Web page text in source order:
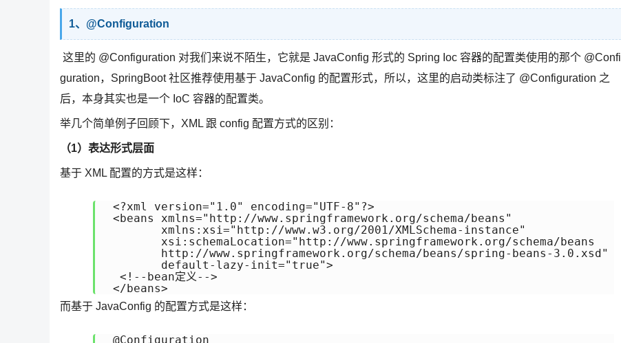
1、@Configuration
​ 这里的 @Configuration 对我们来说不陌生，它就是 JavaConfig 形式的 Spring Ioc 容器的配置类使用的那个 @Confi
guration，SpringBoot 社区推荐使用基于 JavaConfig 的配置形式，所以，这里的启动类标注了 @Configuration 之
后，本身其实也是一个 IoC 容器的配置类。
举几个简单例子回顾下，XML 跟 config 配置方式的区别：
（1）表达形式层面
基于 XML 配置的方式是这样：
<?xml version="1.0" encoding="UTF-8"?>
<beans xmlns="http://www.springframework.org/schema/beans"
        xmlns:xsi="http://www.w3.org/2001/XMLSchema-instance"
        xsi:schemaLocation="http://www.springframework.org/schema/beans
        http://www.springframework.org/schema/beans/spring-beans-3.0.xsd"
        default-lazy-init="true">
  <!--bean定义-->
而基于 JavaConfig 的配置方式是这样：
@Configuration